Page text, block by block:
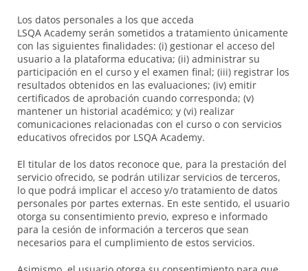
Los datos personales a los que acceda
LSQA Academy serán sometidos a tratamiento únicamente
con las siguientes finalidades: (i) gestionar el acceso del
usuario a la plataforma educativa; (ii) administrar su
participación en el curso y el examen final; (iii) registrar los
resultados obtenidos en las evaluaciones; (iv) emitir
certificados de aprobación cuando corresponda; (v)
mantener un historial académico; y (vi) realizar
comunicaciones relacionadas con el curso o con servicios
educativos ofrecidos por LSQA Academy.
El titular de los datos reconoce que, para la prestación del
servicio ofrecido, se podrán utilizar servicios de terceros,
lo que podrá implicar el acceso y/o tratamiento de datos
personales por partes externas. En este sentido, el usuario
otorga su consentimiento previo, expreso e informado
para la cesión de información a terceros que sean
necesarios para el cumplimiento de estos servicios.